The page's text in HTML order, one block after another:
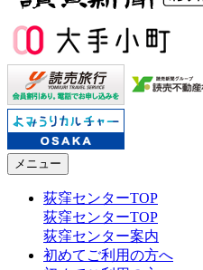
メニュー
荻窪センターTOP
荻窪センターTOP
荻窪センター案内
初めてご利用の方へ